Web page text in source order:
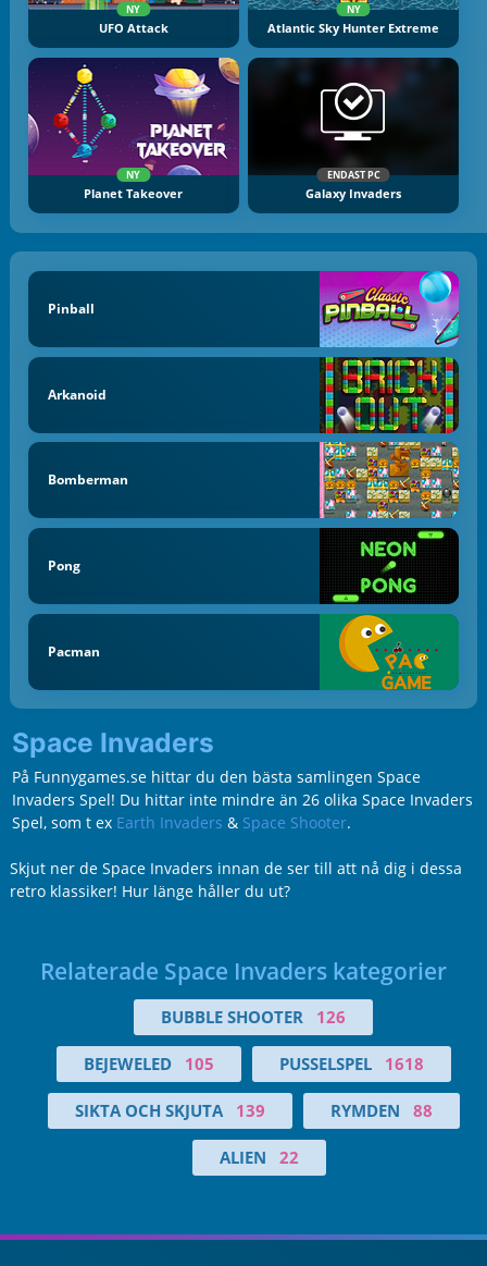
NY
UFO Attack
NY
Atlantic Sky Hunter Extreme
NY
Planet Takeover
ENDAST PC
Galaxy Invaders
Pinball
Arkanoid
Bomberman
Pong
Pacman
Space Invaders
På Funnygames.se hittar du den bästa samlingen Space
Invaders Spel! Du hittar inte mindre än 26 olika Space Invaders
Spel, som t ex Earth Invaders & Space Shooter.
Skjut ner de Space Invaders innan de ser till att nå dig i dessa
retro klassiker! Hur länge håller du ut?
Relaterade Space Invaders kategorier
BUBBLE SHOOTER 126
BEJEWELED 105 PUSSELSPEL 1618
SIKTA OCH SKJUTA 139 RYMDEN 88
ALIEN 22